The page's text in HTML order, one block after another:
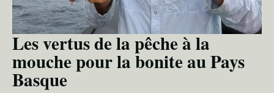
Les vertus de la pêche à la
mouche pour la bonite au Pays
Basque